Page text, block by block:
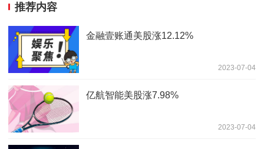
推荐内容
金融壹账通美股涨12.12%
2023-07-04
亿航智能美股涨7.98%
2023-07-04